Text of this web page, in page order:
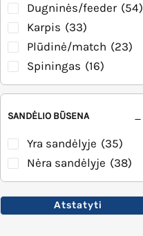
Plūdės (2)
Įrankiai/aksesuarai
(8)
Dugninės/feeder (54)
Karpis (33)
Plūdinė/match (23)
Spiningas (16)
SANDĖLIO BŪSENA
Yra sandėlyje (35)
Nėra sandėlyje (38)
Atstatyti